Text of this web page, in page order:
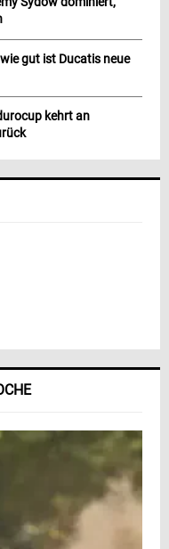
gut ist Ducatis neue
kehrt an